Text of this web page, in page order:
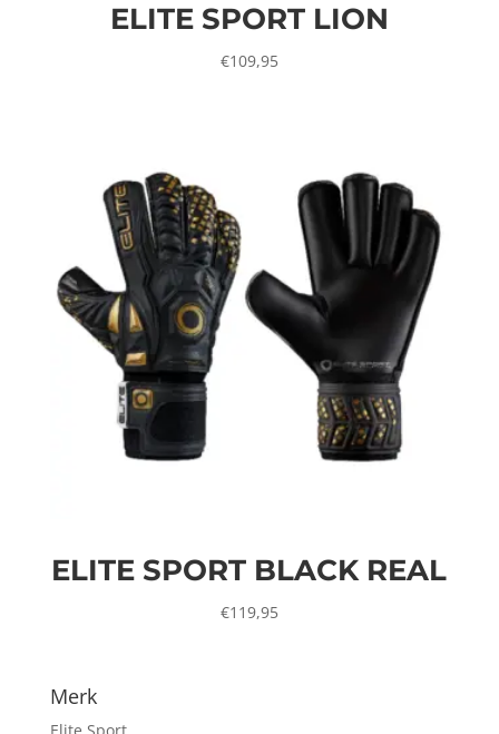
ELITE SPORT LION
€109,95
ELITE SPORT BLACK REAL
€119,95
Merk